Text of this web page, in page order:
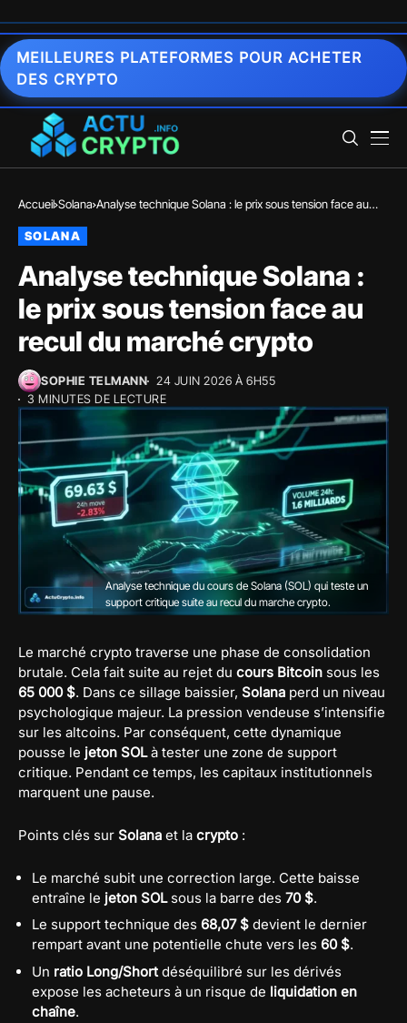
MEILLEURES PLATEFORMES POUR ACHETER
DES CRYPTO
Accueil Solana Analyse technique Solana : le prix sous tension face au
SOLANA
Analyse technique Solana :
le prix sous tension face au
recul du marché crypto
SOPHIE TELMANN
24 JUIN 2026 À 6H55
3 MINUTES DE LECTURE
Analyse technique du cours de Solana (SOL) qui teste un
support critique suite au recul du marche crypto.
Le marché crypto traverse une phase de consolidation
brutale. Cela fait suite au rejet du cours Bitcoin sous les
65 000 $. Dans ce sillage baissier, Solana perd un niveau
psychologique majeur. La pression vendeuse s’intensifie
sur les altcoins. Par conséquent, cette dynamique
pousse le jeton SOLà tester une zone de support
critique. Pendant ce temps, les capitaux institutionnels
marquent une pause.
Points clés sur Solana et la crypto :
Le marché subit une correction large. Cette baisse
entraîne le jeton SOLsous la barre des 70 $.
Le support technique des 68,07 $ devient le dernier
rempart avant une potentielle chute vers les 60 $.
Un ratio Long/Shortdéséquilibré sur les dérivés
expose les acheteurs à un risque de liquidation en
chaîne.